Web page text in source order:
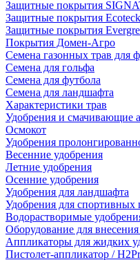
Защитные покрытия
Защитные покрытия Ecoteck
Защитные покрытия
Покрытия Домен-Агро
Семена газонных трав для
Семена для гольфа
Семена для футбола
Семена для ландшафта
Характеристики трав
Удобрения и смачивающие
Осмокот
Удобрения
Весенние удобрения
Летние удобрения
Осенние удобрения
Удобрения для ландшафта
Удобрения для спортивных
Водорастворимые
Оборудование для
Аппликаторы для жидких
Пистолет-аппликатор /